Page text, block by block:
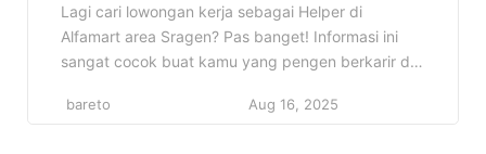
Lagi cari lowongan kerja sebagai Helper di
Alfamart area Sragen? Pas banget! Informasi ini
sangat cocok buat kamu yang pengen berkarir di
terbesar di Indonesia. Kenapa konten ini penting?
bareto Aug 16, 2025